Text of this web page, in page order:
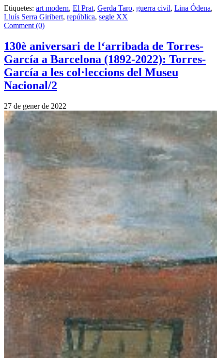
Etiquetes: art modern, El Prat, Gerda Taro, guerra civil, Lina Ódena,
Lluís Serra Giribert, república, segle XX
Comment (0)
130è aniversari de l‘arribada de Torres-
García a Barcelona (1892-2022): Torres-
García a les col·leccions del Museu
Nacional/2
27 de gener de 2022